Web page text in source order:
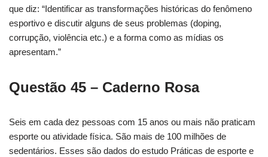
que diz: “Identificar as transformações históricas do fenômeno
esportivo e discutir alguns de seus problemas (doping,
corrupção, violência etc.) e a forma como as mídias os
apresentam.”
Questão 45 – Caderno Rosa
Seis em cada dez pessoas com 15 anos ou mais não praticam
esporte ou atividade física. São mais de 100 milhões de
sedentários. Esses são dados do estudo Práticas de esporte e